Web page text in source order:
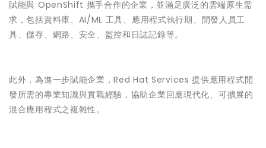
賦能與 OpenShift 攜手合作的企業，並滿足廣泛的雲端原生需
求，包括資料庫、AI/ML 工具、應用程式執行期、開發人員工
具、儲存、網路、安全、監控和日誌記錄等。
此外，為進一步賦能企業，Red Hat Services 提供應用程式開
發所需的專業知識與實戰經驗，協助企業回應現代化、可擴展的
混合應用程式之複雜性。